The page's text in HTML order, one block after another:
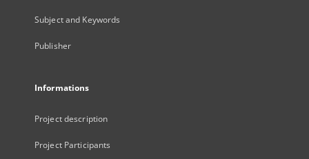
Subject and Keywords
Publisher
Informations
Project description
Project Participants